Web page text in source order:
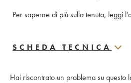
Per saperne di più sulla tenuta, leggi
SCHEDA TECNICA
Hai riscontrato un problema su questo